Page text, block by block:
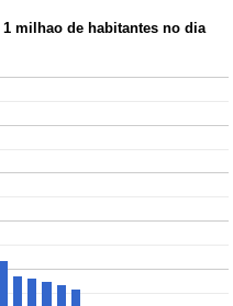
1 milhao de habitantes no dia